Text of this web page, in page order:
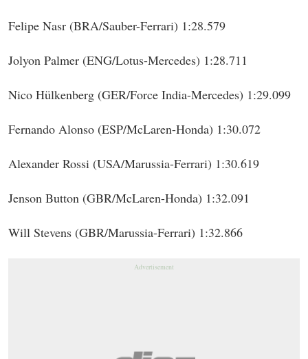
Felipe Nasr (BRA/Sauber-Ferrari) 1:28.579
Jolyon Palmer (ENG/Lotus-Mercedes) 1:28.711
Nico Hülkenberg (GER/Force India-Mercedes) 1:29.099
Fernando Alonso (ESP/McLaren-Honda) 1:30.072
Alexander Rossi (USA/Marussia-Ferrari) 1:30.619
Jenson Button (GBR/McLaren-Honda) 1:32.091
Will Stevens (GBR/Marussia-Ferrari) 1:32.866